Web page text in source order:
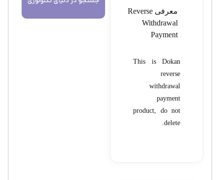
معرفی Reverse
Withdrawal
Payment
This is Dokan
reverse
withdrawal
payment
product, do not
delete.